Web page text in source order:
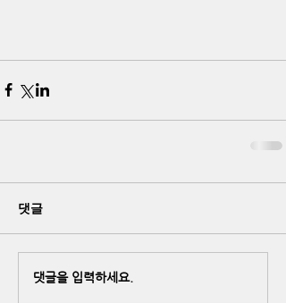
댓글
댓글을 입력하세요.